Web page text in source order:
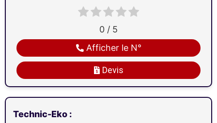
Devis
Afficher le N°
0 / 5
Technic-Eko :